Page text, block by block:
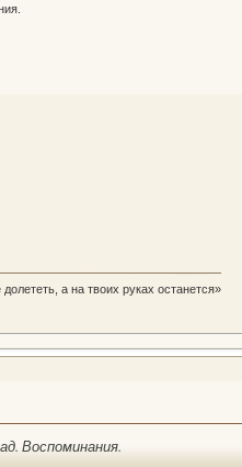
а на твоих руках останется»
Воспоминания.